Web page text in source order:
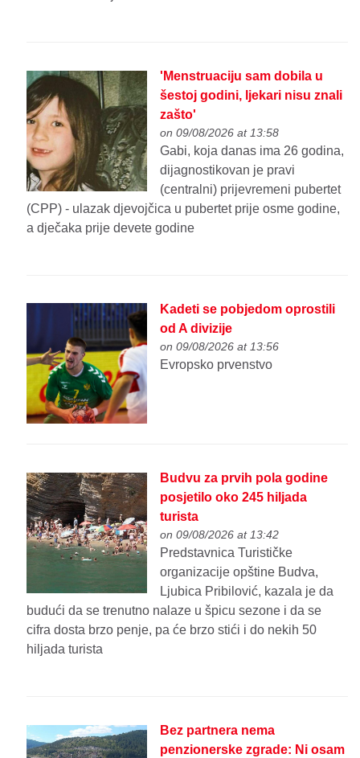
'Menstruaciju sam dobila u
šestoj godini, ljekari nisu znali
zašto'
on 09/08/2026 at 13:58
Gabi, koja danas ima 26 godina,
dijagnostikovan je pravi
(centralni) prijevremeni pubertet
(CPP) - ulazak djevojčica u pubertet prije osme godine,
a dječaka prije devete godine
Kadeti se pobjedom oprostili
od A divizije
on 09/08/2026 at 13:56
Evropsko prvenstvo
Budvu za prvih pola godine
posjetilo oko 245 hiljada
turista
on 09/08/2026 at 13:42
Predstavnica Turističke
organizacije opštine Budva,
Ljubica Pribilović, kazala je da
budući da se trenutno nalaze u špicu sezone i da se
cifra dosta brzo penje, pa će brzo stići i do nekih 50
hiljada turista
Bez partnera nema
penzionerske zgrade: Ni osam